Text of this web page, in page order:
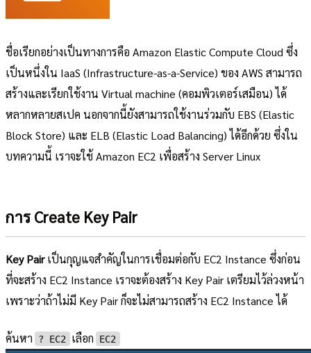
ชื่อเรียกอย่างเป็นทางการคือ Amazon Elastic Compute Cloud ซึ่ง
เป็นหนึ่งใน IaaS (Infrastructure-as-a-Service) ของ AWS สามารถ
สร้างและเรียกใช้งาน Virtual machine (คอมพิวเตอร์เสมือน) ได้
หลากหลายสเปค นอกจากนี้ยังสามารถใช้งานร่วมกับ EBS (Elastic
Block Store) และ ELB (Elastic Load Balancing) ได้อีกด้วย ซึ่งใน
บทความนี้ เราจะใช้ Amazon EC2 เพื่อสร้าง Server Linux
การ Create Key Pair
Key Pairเป็นกุญแจสำคัญในการเชื่อมต่อกับ EC2 Instance ซึ่งก่อน
ที่จะสร้าง EC2 Instance เราจะต้องสร้าง Key Pair เตรียมไว้ล่วงหน้า
เพราะว่าถ้าไม่มี Key Pair ก็จะไม่สามารถสร้าง EC2 Instance ได้
ค้นหา ?︎ EC2 เลือก EC2